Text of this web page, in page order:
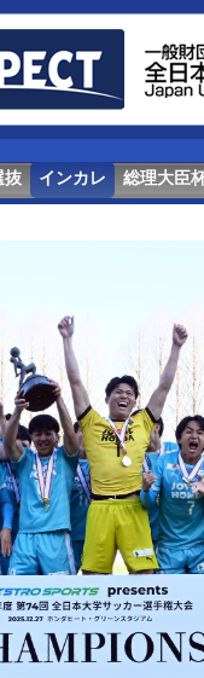
抜 インカレ 総理大臣